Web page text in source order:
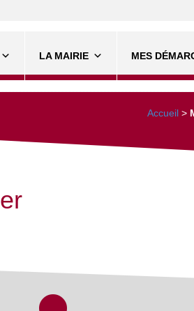
LA MAIRIE MES
Accueil >